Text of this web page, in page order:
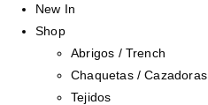
New In
Shop
Abrigos / Trench
Chaquetas / Cazadoras
Tejidos